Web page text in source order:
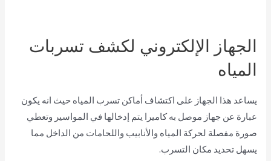
الجهاز الإلكتروني لكشف تسربات
المياه
يساعد هذا الجهاز على اكتشاف أماكن تسرب المياه حيث انه يكون
عبارة عن جهاز موصل به كاميرا يتم إدخالها في المواسير وتعطي
صورة مفصلة لحركة المياه والأنابيب واللحامات من الداخل مما
يسهل تحديد مكان التسرب.